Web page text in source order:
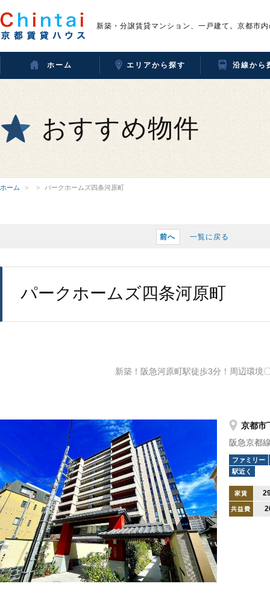
新築・分譲賃貸マンション、一戸建て。京都市
ホーム エリアから探す 沿線から
おすすめ物件
ホーム パークホームズ四条河原町
前へ 一覧に戻る
パークホームズ四条河原町
新築！阪急河原町駅徒歩3分！周辺環境
京都市
阪急京都
ファミリー
駅近く
家賃
共益費